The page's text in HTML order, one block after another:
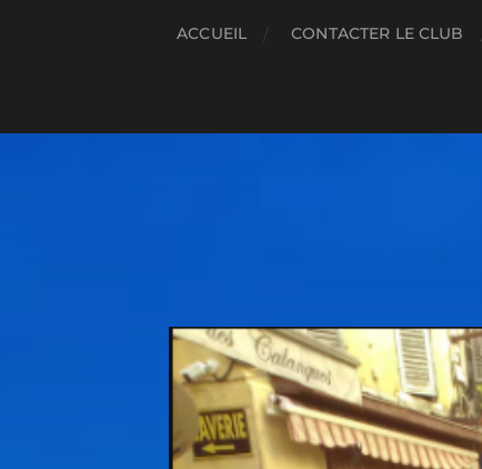
ACCUEIL CONTACTER LE CLUB